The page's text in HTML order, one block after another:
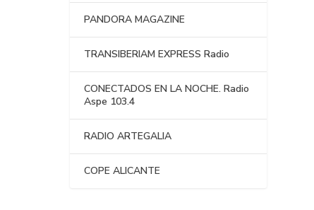
PANDORA MAGAZINE
TRANSIBERIAM EXPRESS Radio
CONECTADOS EN LA NOCHE. Radio
Aspe 103.4
RADIO ARTEGALIA
COPE ALICANTE